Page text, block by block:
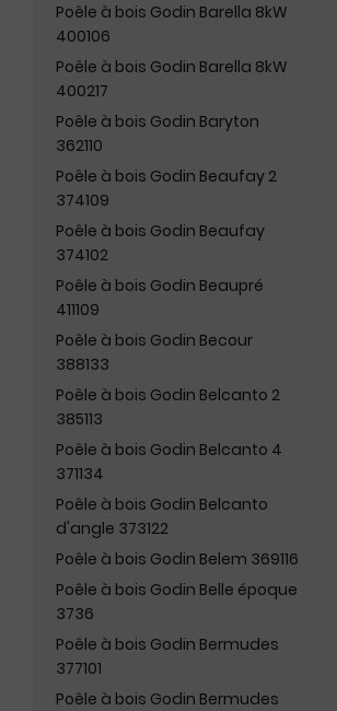
Poêle à bois Godin Barella 8kW
400106
Poêle à bois Godin Barella 8kW
400217
Poêle à bois Godin Baryton
362110
Poêle à bois Godin Beaufay 2
374109
Poêle à bois Godin Beaufay
374102
Poêle à bois Godin Beaupré
411109
Poêle à bois Godin Becour
388133
Poêle à bois Godin Belcanto 2
385113
Poêle à bois Godin Belcanto 4
371134
Poêle à bois Godin Belcanto
d'angle 373122
Poêle à bois Godin Belem 369116
Poêle à bois Godin Belle époque
3736
Poêle à bois Godin Bermudes
377101
Poêle à bois Godin Bermudes